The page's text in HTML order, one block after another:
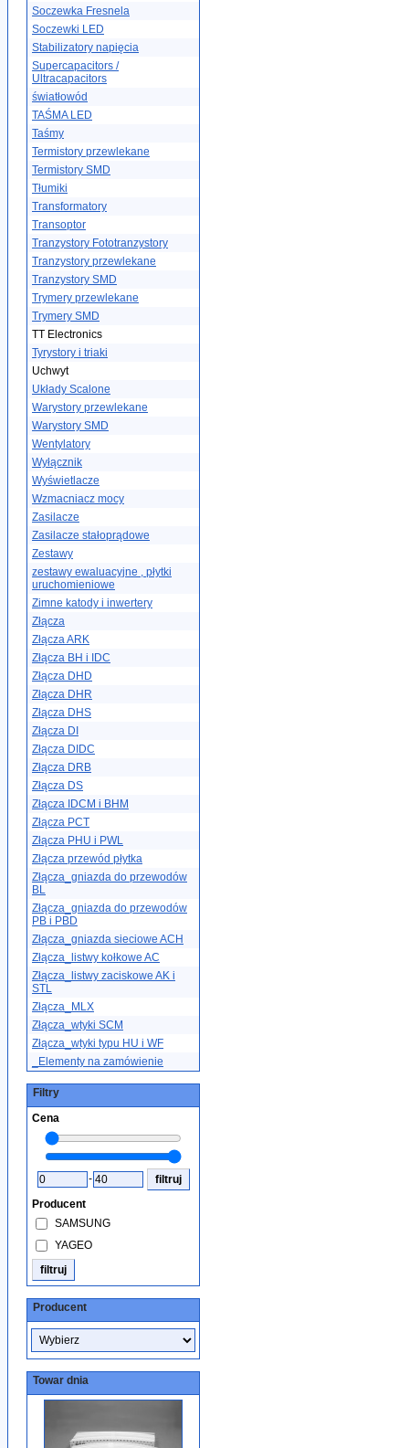
Soczewka Fresnela
Soczewki LED
Stabilizatory napięcia
Supercapacitors /
Ultracapacitors
światłowód
TAŚMA LED
Taśmy
Termistory przewlekane
Termistory SMD
Tłumiki
Transformatory
Transoptor
Tranzystory Fototranzystory
Tranzystory przewlekane
Tranzystory SMD
Trymery przewlekane
Trymery SMD
TT Electronics
Tyrystory i triaki
Uchwyt
Układy Scalone
Warystory przewlekane
Warystory SMD
Wentylatory
Wyłącznik
Wyświetlacze
Wzmacniacz mocy
Zasilacze
Zasilacze stałoprądowe
Zestawy
zestawy ewaluacyjne , płytki
uruchomieniowe
Zimne katody i inwertery
Złącza
Złącza ARK
Złącza BH i IDC
Złącza DHD
Złącza DHR
Złącza DHS
Złącza DI
Złącza DIDC
Złącza DRB
Złącza DS
Złącza IDCM i BHM
Złącza PCT
Złącza PHU i PWL
Złącza przewód płytka
Złącza_gniazda do przewodów
BL
Złącza_gniazda do przewodów
PB i PBD
Złącza_gniazda sieciowe ACH
Złącza_listwy kołkowe AC
Złącza_listwy zaciskowe AK i
STL
Złącza_MLX
Złącza_wtyki SCM
Złącza_wtyki typu HU i WF
_Elementy na zamówienie
Filtry
Cena
-
Producent
SAMSUNG
YAGEO
Producent
Towar dnia